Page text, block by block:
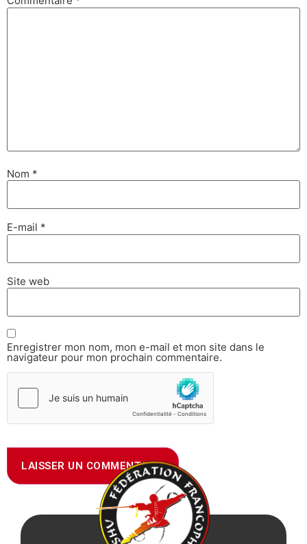
Nom *
E-mail *
Site web
Enregistrer mon nom, mon e-mail et mon site dans le
navigateur pour mon prochain commentaire.